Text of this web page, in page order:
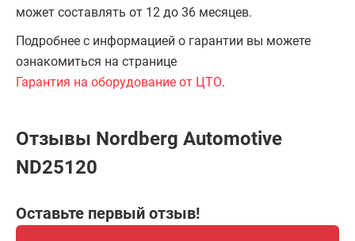
может составлять от 12 до 36 месяцев.
Подробнее с информацией о гарантии вы можете
ознакомиться на странице
Гарантия на оборудование от ЦТО.
Отзывы Nordberg Automotive
ND25120
Оставьте первый отзыв!